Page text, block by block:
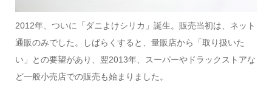
2012年、ついに「ダニよけシリカ」誕生。販売当初は、ネット
通販のみでした。しばらくすると、量販店から「取り扱いた
い」との要望があり、翌2013年、スーパーやドラックストアな
ど一般小売店での販売も始まりました。